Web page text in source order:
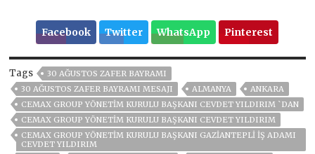
Facebook Twitter WhatsApp Pinterest
Tags
30 AĞUSTOS ZAFER BAYRAMI
30 AĞUSTOS ZAFER BAYRAMI MESAJI
ALMANYA
ANKARA
CEMAX GROUP YÖNETİM KURULU BAŞKANI CEVDET YILDIRIM `DAN
CEMAX GROUP YÖNETIM KURULU BAŞKANI CEVDET YILDIRIM
CEMAX GROUP YÖNETIM KURULU BAŞKANI GAZIANTEPLI İŞ ADAMI
CEVDET YILDIRIM